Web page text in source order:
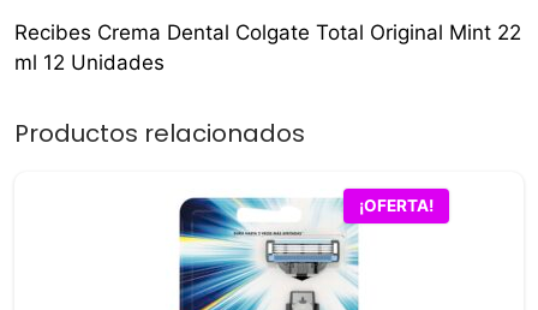
Recibes Crema Dental Colgate Total Original Mint 22
ml 12 Unidades
Productos relacionados
¡OFERTA!